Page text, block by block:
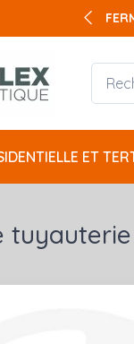
ET
tuyauterie